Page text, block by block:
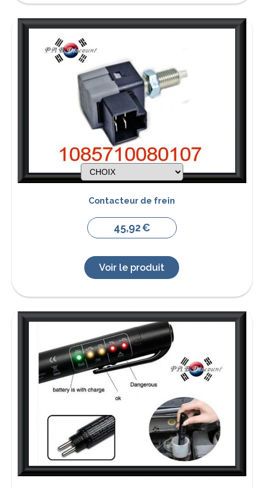
Contacteur de frein
45,92€
Voir le produit